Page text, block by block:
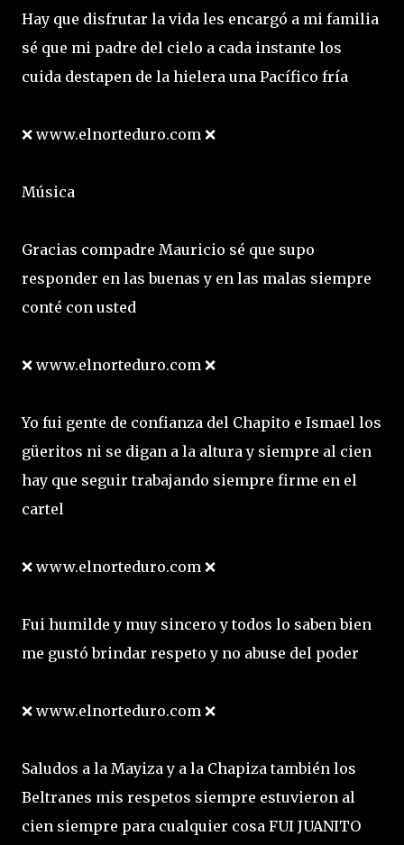
Hay que disfrutar la vida les encargó a mi familia
sé que mi padre del cielo a cada instante los
cuida destapen de la hielera una Pacífico fría
❌ www.elnorteduro.com ❌
Música
Gracias compadre Mauricio sé que supo
responder en las buenas y en las malas siempre
conté con usted
❌ www.elnorteduro.com ❌
Yo fui gente de confianza del Chapito e Ismael los
güeritos ni se digan a la altura y siempre al cien
hay que seguir trabajando siempre firme en el
cartel
❌ www.elnorteduro.com ❌
Fui humilde y muy sincero y todos lo saben bien
me gustó brindar respeto y no abuse del poder
❌ www.elnorteduro.com ❌
Saludos a la Mayiza y a la Chapiza también los
Beltranes mis respetos siempre estuvieron al
cien siempre para cualquier cosa FUI JUANITO